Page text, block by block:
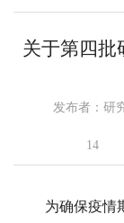
关于第四批
发布者：研
14
为确保疫情